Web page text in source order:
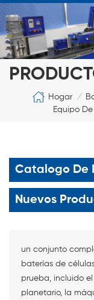
Hogar /
Equipo
Catalogo De
Nuevos
un conjunto
baterías de
prueba, incluido
planetario, la